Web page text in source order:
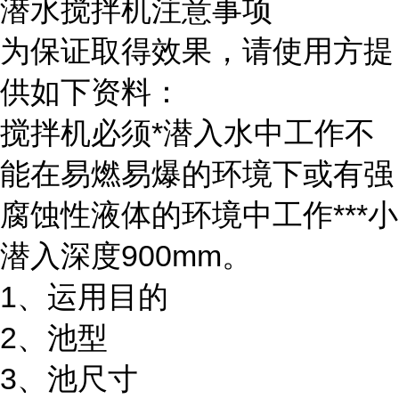
潜水搅拌机注意事项
为保证取得效果，请使用方提
供如下资料：
搅拌机必须*潜入水中工作不
能在易燃易爆的环境下或有强
腐蚀性液体的环境中工作***小
潜入深度900mm。
1、运用目的
2、池型
3、池尺寸